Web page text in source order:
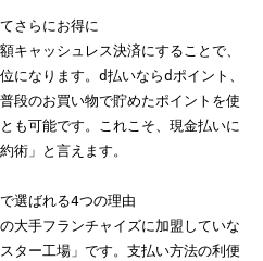
さらにお得に
キャッシュレス決済にすることで、
になります。d払いならdポイント、
段のお買い物で貯めたポイントを使
も可能です。これこそ、現金払いに
術」と言えます。
選ばれる4つの理由
大手フランチャイズに加盟していな
ター工場」です。支払い方法の利便